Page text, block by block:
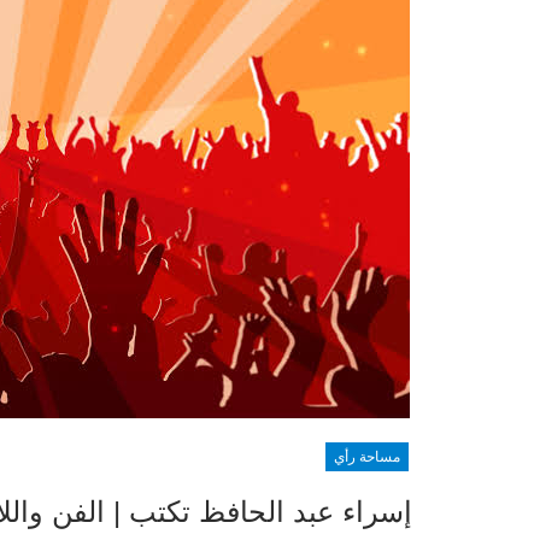
مساحة رأي
إسراء عبد الحافظ تكتب | الفن